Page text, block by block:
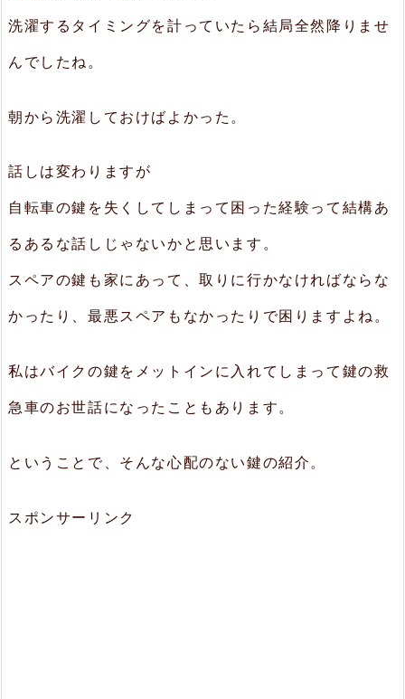
洗濯するタイミングを計っていたら結局全然降りませ
んでしたね。
朝から洗濯しておけばよかった。
話しは変わりますが
自転車の鍵を失くしてしまって困った経験って結構あ
るあるな話しじゃないかと思います。
スペアの鍵も家にあって、取りに行かなければならな
かったり、最悪スペアもなかったりで困りますよね。
私はバイクの鍵をメットインに入れてしまって鍵の救
急車のお世話になったこともあります。
ということで、そんな心配のない鍵の紹介。
スポンサーリンク